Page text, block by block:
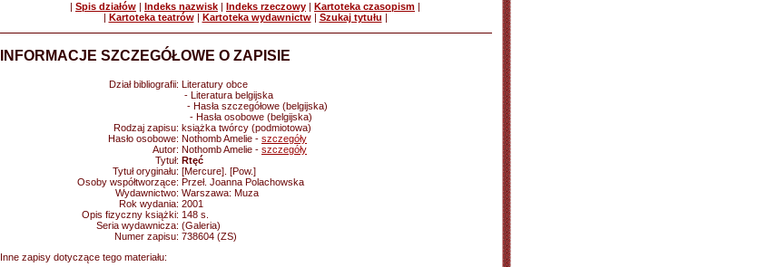
| Spis działów | Indeks nazwisk | Indeks rzeczowy | Kartoteka czasopism |
| Kartoteka teatrów| Kartoteka wydawnictw| Szukaj tytułu |
INFORMACJE SZCZEGÓŁOWE O ZAPISIE
Dział bibliografii: Literatury obce
- Literatura belgijska
- Hasła szczegółowe (belgijska)
- Hasła osobowe (belgijska)
Rodzaj zapisu: książka twórcy (podmiotowa)
Hasło osobowe: Nothomb Amelie - szczegóły
Autor: Nothomb Amelie - szczegóły
Tytuł: Rtęć
Tytuł oryginału: [Mercure]. [Pow.]
Osoby współtworzące: Przeł. Joanna Polachowska
Wydawnictwo: Warszawa: Muza
Rok wydania: 2001
Opis fizyczny książki: 148 s.
Seria wydawnicza: (Galeria)
Numer zapisu: 738604 (ZS)
Inne zapisy dotyczące tego materiału: